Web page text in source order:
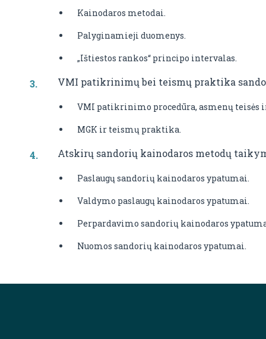
Kainodaros metodai.
Palyginamieji duomenys.
„Ištiestos rankos“ principo intervalas.
VMI patikrinimų bei teismų praktika
VMI patikrinimo procedūra, asmenų
MGK ir teismų praktika.
Atskirų sandorių kainodaros metodų
Paslaugų sandorių kainodaros ypatumai.
Valdymo paslaugų kainodaros ypatumai.
Perpardavimo sandorių kainodaros
Nuomos sandorių kainodaros ypatumai.